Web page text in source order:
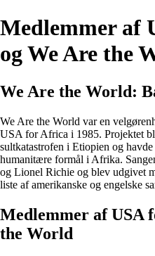
Medlemmer af
og We Are the
We Are the World:
We Are the World var en
USA for Africa i 1985. Projektet
sultkatastrofen i Etiopien og
humanitære formål i Afrika.
og Lionel Richie og blev udgivet
liste af amerikanske og engelske
Medlemmer af USA
the World